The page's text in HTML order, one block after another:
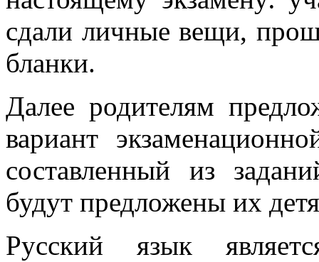
сдали личные вещи,
бланки.
Далее родителям
вариант
составленный из
будут предложены их
Русский язык